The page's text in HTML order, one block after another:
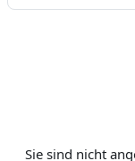
Sie sind nicht